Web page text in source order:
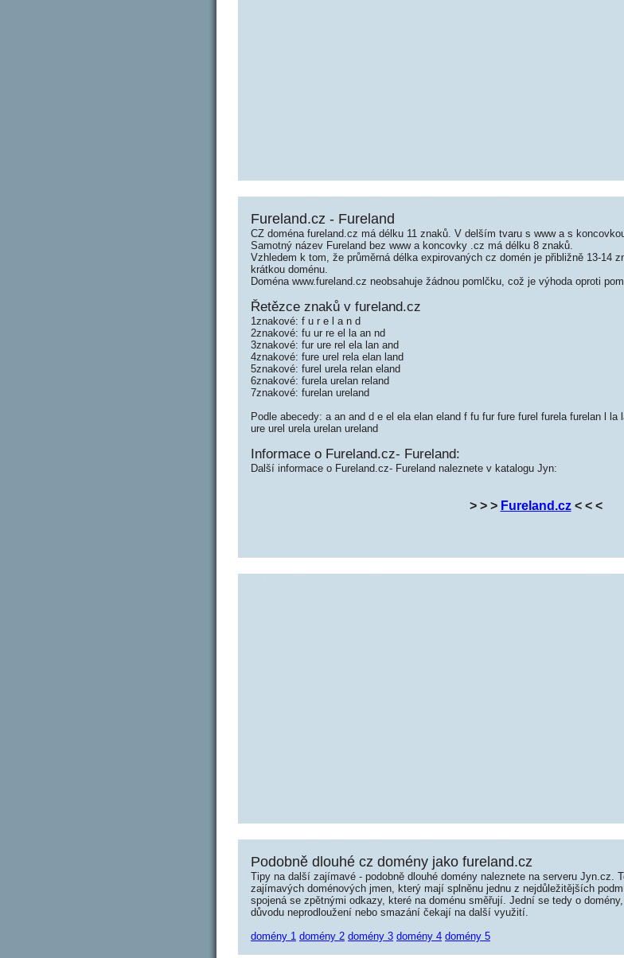
Fureland.cz - Fureland
CZ doména fureland.cz má délku 11 znaků. V delším tvaru s www a s
Samotný název Fureland bez www a koncovky .cz má délku 8 znaků.
Vzhledem k tom, že průměrná délka expirovaných cz domén je přibližně 13-14
krátkou doménu.
Doména www.fureland.cz neobsahuje žádnou pomlčku, což je výhoda oproti
Řetězce znaků v fureland.cz
1znakové: f u r e l a n d
2znakové: fu ur re el la an nd
3znakové: fur ure rel ela lan and
4znakové: fure urel rela elan land
5znakové: furel urela relan eland
6znakové: furela urelan reland
7znakové: furelan ureland
Podle abecedy: a an and d e el ela elan eland f fu fur fure furel furela furelan l la
ure urel urela urelan ureland
Informace o Fureland.cz- Fureland:
Další informace o Fureland.cz- Fureland naleznete v katalogu Jyn:
> > > Fureland.cz< < <
Podobně dlouhé cz domény jako fureland.cz
Tipy na další zajímavé - podobně dlouhé domény naleznete na serveru Jyn.cz.
zajímavých doménových jmen, který mají splněnu jednu z nejdůležitějších
spojená se zpětnými odkazy, které na doménu směřují. Jední se tedy o
důvodu neprodloužení nebo smazání čekají na další využití.
domény 1 domény 2 domény 3 domény 4 domény 5